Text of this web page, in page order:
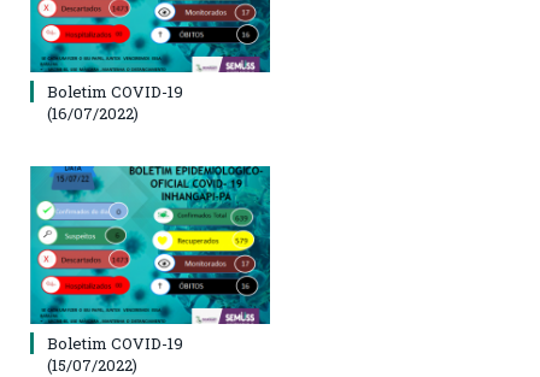
Boletim COVID-19
(16/07/2022)
Boletim COVID-19
(15/07/2022)